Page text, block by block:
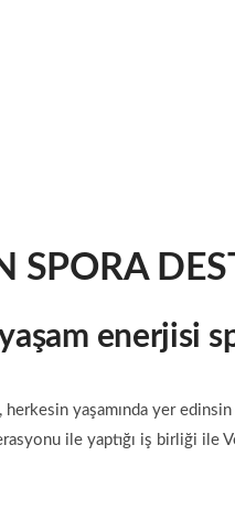
SPORA
enerjisi
yaşamında yer
ile yaptığı iş birliği ile